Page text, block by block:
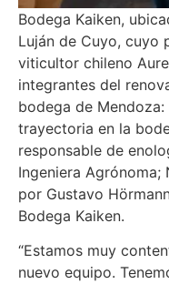
Bodega Kaiken,
Luján de Cuyo, cuyo
viticultor chileno
integrantes del
bodega de
trayectoria en la
responsable de
Ingeniera
por Gustavo
Bodega Kaiken.
“Estamos muy
nuevo equipo.